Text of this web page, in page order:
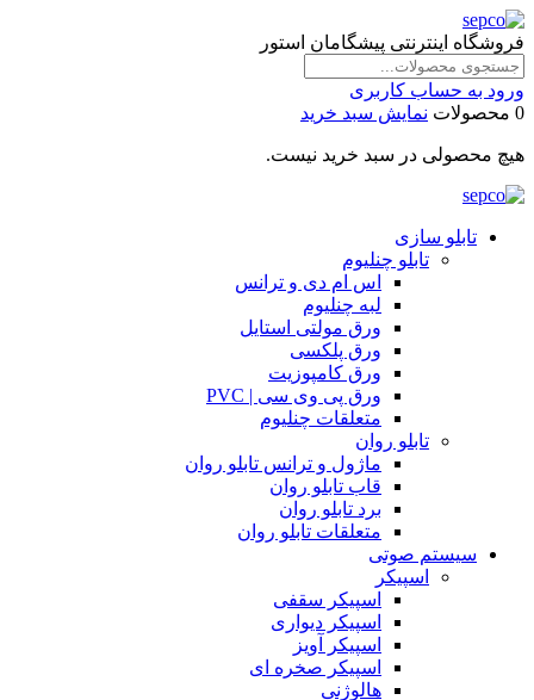
فروشگاه اینترنتی پیشگامان استور
ورود به حساب کاربری
0 محصولات
نمایش سبد خرید
هیچ محصولی در سبد خرید نیست.
تابلو سازی
تابلو چنلیوم
اس ام دی و ترانس
لبه چنلیوم
ورق مولتی استایل
ورق پلکسی
ورق کامپوزیت
ورق پی وی سی | PVC
متعلقات چنلیوم
تابلو روان
ماژول و ترانس تابلو روان
قاب تابلو روان
برد تابلو روان
متعلقات تابلو روان
سیستم صوتی
اسپیکر
اسپیکر سقفی
اسپیکر دیواری
اسپیکر آویز
اسپیکر صخره ای
هالوژنی